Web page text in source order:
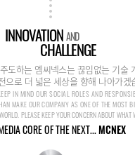
INNOVATIONAND
CHALLENGE
도하는 엠씨넥스는 끊임없는 기술
으로 더 넓은 세상을 향해 나아가겠
IN MIND OUR SOCIAL ROLES AND
MAKE OUR COMPANY AS ONE OF THE MOST
PLEASE KEEP YOUR CONCERN ABOUT WHAT
CORE OF THE NEXT...MCNEX